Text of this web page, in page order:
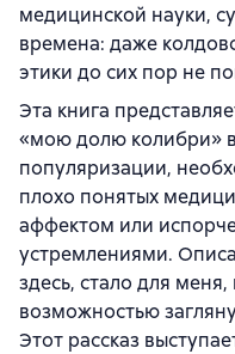
медицинской науки,
времена: даже
этики до сих пор не
Эта книга
«мою долю колибри»
популяризации,
плохо понятых
аффектом или
устремлениями.
здесь, стало для
возможностью
Этот рассказ